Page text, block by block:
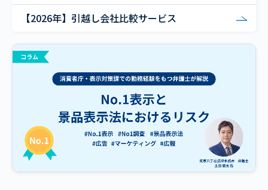
【2026年】引越し会社比較サービス